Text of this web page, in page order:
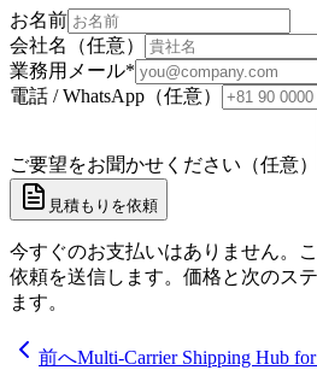
お名前
会社名（任意）
業務用メール*
電話 / WhatsApp（任意）
ご要望をお聞かせください（任意）
見積もりを依頼
今すぐのお支払いはありません。
依頼を送信します。価格と次のス
ます。
前へMulti-Carrier Shipping Hub for